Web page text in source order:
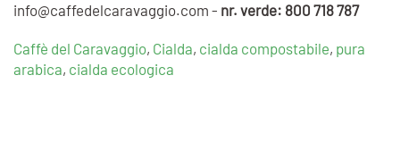
info@caffedelcaravaggio.com - nr. verde: 800 718 787
Caffè del Caravaggio, Cialda, cialda compostabile, pura
arabica, cialda ecologica